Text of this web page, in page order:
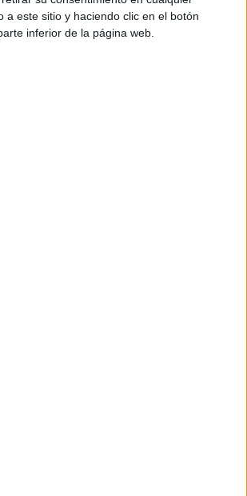
a este sitio y haciendo clic en el botón
inferior de la página web.